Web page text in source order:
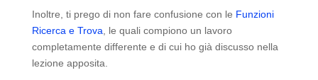
Inoltre, ti prego di non fare confusione con le Funzioni
Ricerca e Trova , le quali compiono un lavoro
completamente differente e di cui ho già discusso nella
lezione apposita.